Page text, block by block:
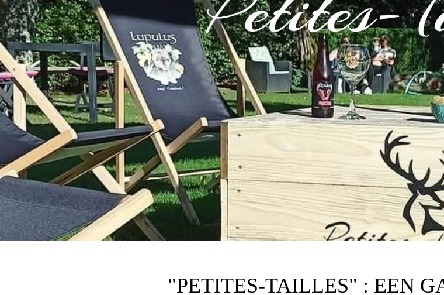
"PETITES-TAILLES" : EEN